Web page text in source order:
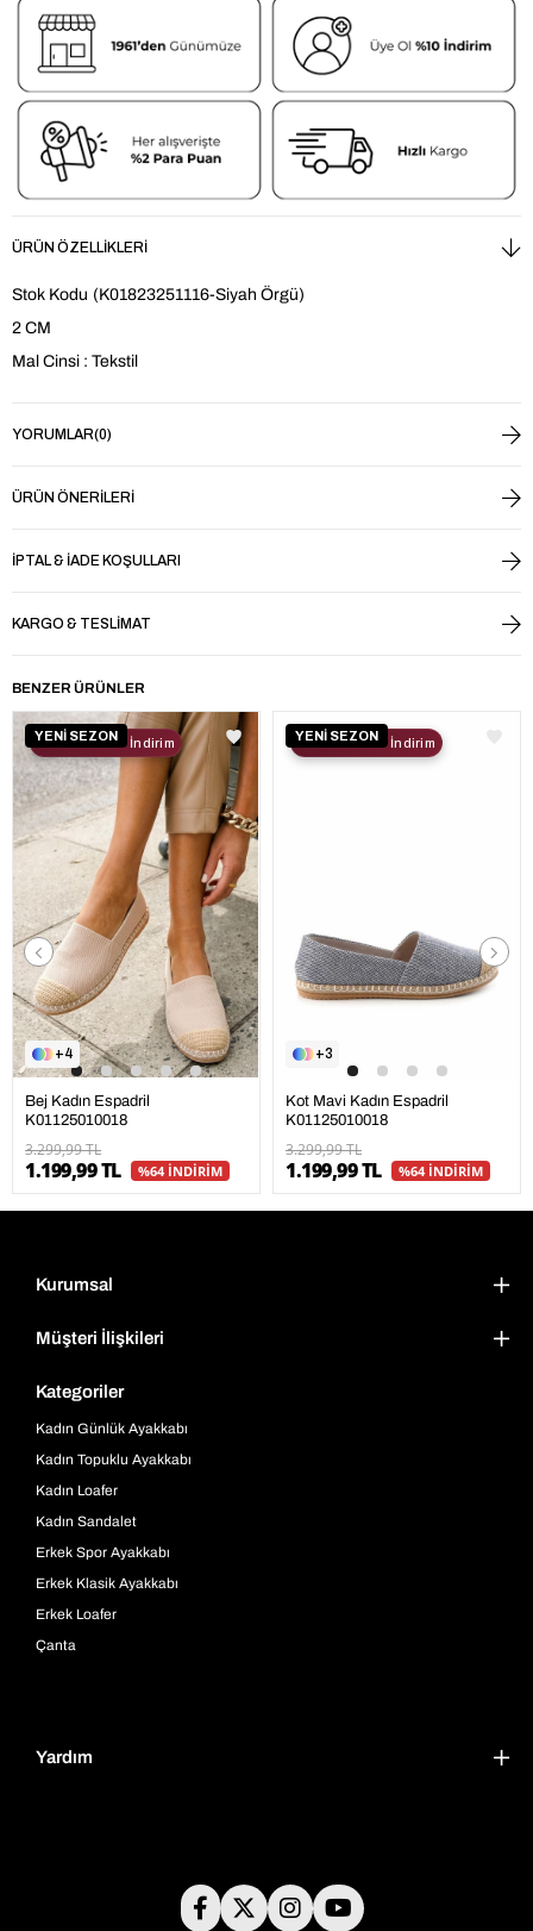
ÜRÜN ÖZELLIKLERI
Stok Kodu (K01823251116-Siyah Örgü)
2 CM
Mal Cinsi : Tekstil
YORUMLAR(0)
ÜRÜN ÖNERILERI
İPTAL & İADE KOŞULLARI
KARGO & TESLIMAT
BENZER ÜRÜNLER
YENİ SEZON
4
Bej Kadın Espadril
K01125010018
3.299,99 TL
1.199,99 TL %64 İNDİRİM
2. Ürüne %30 İndirim YENİ SEZON
3
Kot Mavi Kadın Espadril
K01125010018
3.299,99 TL
1.199,99 TL %64 İNDİRİM
2. Ürüne %30 İndirim
Kurumsal
Müşteri İlişkileri
Kategoriler
Kadın Günlük Ayakkabı
Kadın Topuklu Ayakkabı
Kadın Loafer
Kadın Sandalet
Erkek Spor Ayakkabı
Erkek Klasik Ayakkabı
Erkek Loafer
Çanta
Yardım